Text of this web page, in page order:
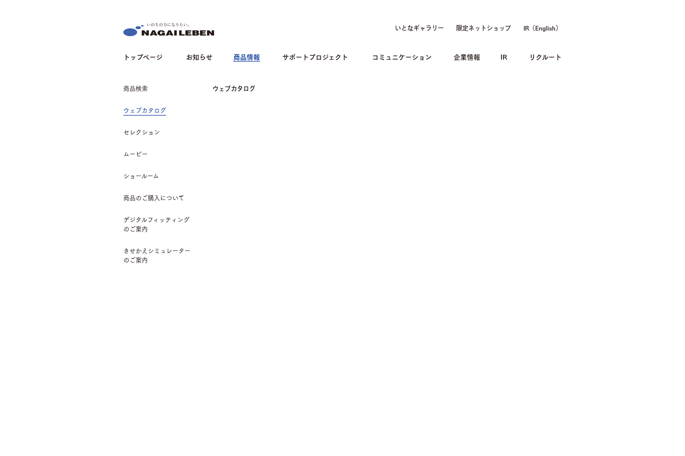
いとなギャラリー 限定ネットショップ IR（English）
トップページ お知らせ 商品情報 サポートプロジェクト コミュニケーション 企業情報 IR リクルート
商品検索
ウェブカタログ
セレクション
ムービー
ショールーム
商品のご購入について
デジタルフィッティング
のご案内
きせかえシミュレーター
のご案内
ウェブカタログ